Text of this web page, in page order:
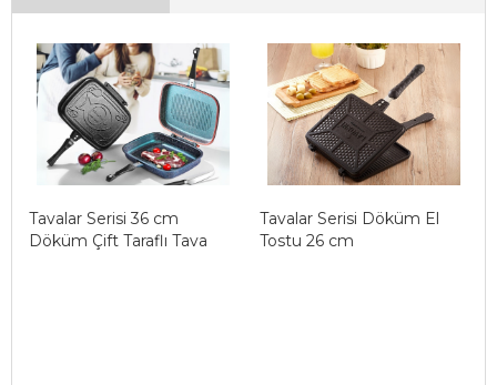
Tavalar Serisi 36 cm
Döküm Çift Taraflı Tava
Tavalar Serisi Döküm El
Tostu 26 cm